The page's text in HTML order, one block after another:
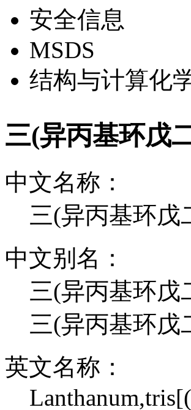
安全信息
MSDS
结构与计算化
三(异丙基环戊
中文名称：
三(异丙基环
中文别名：
三(异丙基环
三(异丙基环
英文名称：